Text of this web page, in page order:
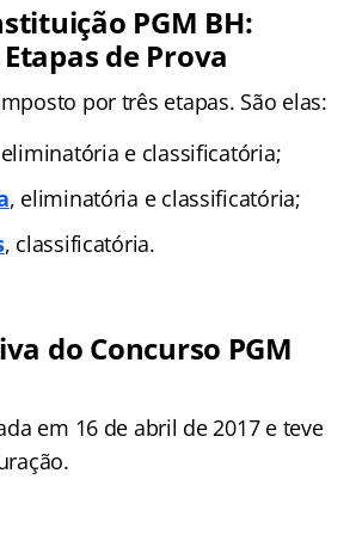
PGM BH:
de Prova
por três etapas. São elas:
e classificatória;
, eliminatória e classificatória;
, classificatória.
do Concurso PGM
em 16 de abril de 2017 e teve